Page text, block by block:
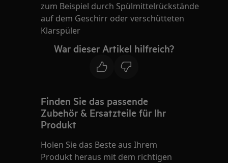
zum Beispiel durch Spülmittelrückstände
auf dem Geschirr oder verschütteten
Klarspüler
War dieser Artikel hilfreich?
Finden Sie das passende
Zubehör & Ersatzteile für Ihr
Produkt
Holen Sie das Beste aus Ihrem
Produkt heraus mit dem richtigen